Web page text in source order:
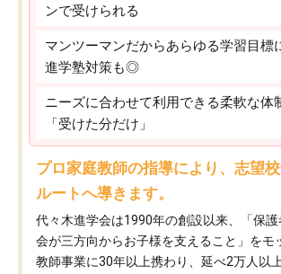
ンで受けられる
マンツーマンだからあらゆる学習目標
進学塾対策も◎
ニーズに合わせて利用できる柔軟な体
「受けた分だけ」
プロ家庭教師の指導により、志望
ルートへ導きます。
代々木進学会は1990年の創設以来、「保護
会が三方向からお子様を支えること」をモ
教師事業に30年以上携わり、延べ2万人以